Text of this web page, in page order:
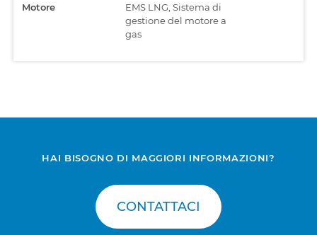
Motore
EMS LNG, Sistema di
gestione del motore a
gas
HAI BISOGNO DI MAGGIORI INFORMAZIONI?
CONTATTACI